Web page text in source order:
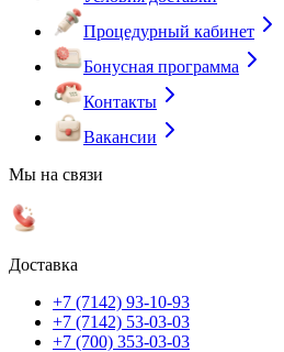
Процедурный кабинет
Бонусная программа
Контакты
Вакансии
Мы на связи
Доставка
+7 (7142) 93-10-93
+7 (7142) 53-03-03
+7 (700) 353-03-03